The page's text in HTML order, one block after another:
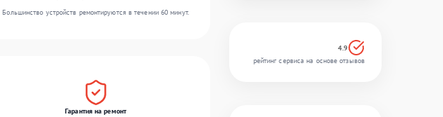
Большинство устройств ремонтируются в течении 60 минут.
Гарантия на ремонт
4.9
рейтинг сервиса на основе отзывов